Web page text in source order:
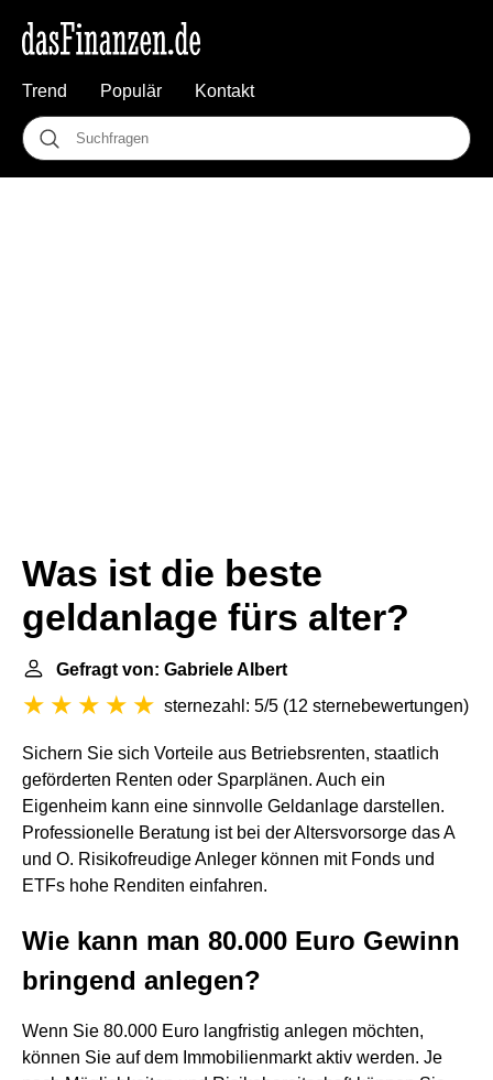
Trend Populär Kontakt
Was ist die beste
geldanlage fürs alter?
Gefragt von: Gabriele Albert
sternezahl: 5/5 (12 sternebewertungen)
Sichern Sie sich Vorteile aus Betriebsrenten, staatlich
geförderten Renten oder Sparplänen. Auch ein
Eigenheim kann eine sinnvolle Geldanlage darstellen.
Professionelle Beratung ist bei der Altersvorsorge das A
und O. Risikofreudige Anleger können mit Fonds und
ETFs hohe Renditen einfahren.
Wie kann man 80.000 Euro Gewinn
bringend anlegen?
Wenn Sie 80.000 Euro langfristig anlegen möchten,
können Sie auf dem Immobilienmarkt aktiv werden. Je